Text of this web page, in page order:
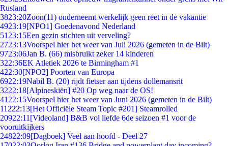
Rusland
3823:20Zoon(11) onderneemt werkelijk geen reet in de vakantie
4923:19[NPO1] Goedenavond Nederland
51 23:15Een gezin stichten uit verveling?
2723:13Voorspel hier het weer van Juli 2026 (gemeten in de Bilt)
9723:06Jan B. (66) misbruikt zeker 14 kinderen
322:36EK Atletiek 2026 te Birmingham #1
422:30[NPO2] Poorten van Europa
6922:19Nabil B. (20) rijdt fietser aan tijdens dollemansrit
3222:18[Alpineskiën] #20 Op weg naar de OS!
41 22:15Voorspel hier het weer van Juni 2026 (gemeten in de Bilt)
11222:13[Het Officiële Steam Topic #201] Steamrolled
20922:11 [Videoland] B&B vol liefde 6de seizoen #1 voor de
vooruitkijkers
24822:09[Dagboek] Veel aan hoofd - Deel 27